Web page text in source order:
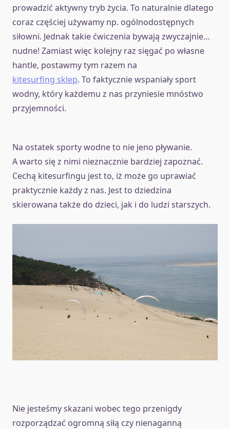
prowadzić aktywny tryb życia. To naturalnie dlatego
coraz częściej używamy np. ogólnodostępnych
siłowni. Jednak takie ćwiczenia bywają zwyczajnie…
nudne! Zamiast więc kolejny raz sięgać po własne
hantle, postawmy tym razem na
kitesurfing sklep. To faktycznie wspaniały sport
wodny, który każdemu z nas przyniesie mnóstwo
przyjemności.
Na ostatek sporty wodne to nie jeno pływanie.
A warto się z nimi nieznacznie bardziej zapoznać.
Cechą kitesurfingu jest to, iż może go uprawiać
praktycznie każdy z nas. Jest to dziedzina
skierowana także do dzieci, jak i do ludzi starszych.
Nie jesteśmy skazani wobec tego przenigdy
rozporządzać ogromną siłą czy nienaganną